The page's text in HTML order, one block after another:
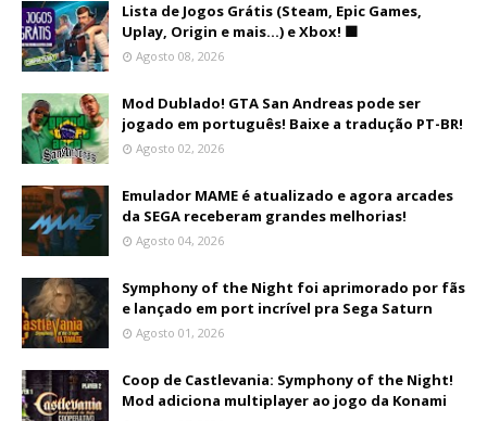
Lista de Jogos Grátis (Steam, Epic Games,
Uplay, Origin e mais...) e Xbox! 🟩
Agosto 08, 2026
Mod Dublado! GTA San Andreas pode ser
jogado em português! Baixe a tradução PT-BR!
Agosto 02, 2026
Emulador MAME é atualizado e agora arcades
da SEGA receberam grandes melhorias!
Agosto 04, 2026
Symphony of the Night foi aprimorado por fãs
e lançado em port incrível pra Sega Saturn
Agosto 01, 2026
Coop de Castlevania: Symphony of the Night!
Mod adiciona multiplayer ao jogo da Konami